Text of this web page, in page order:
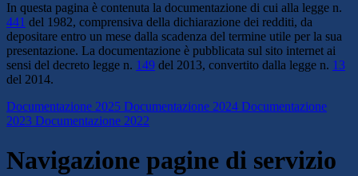
In questa pagina è contenuta la documentazione di cui alla legge n.
441 del 1982, comprensiva della dichiarazione dei redditi, da
depositare entro un mese dalla scadenza del termine utile per la sua
presentazione. La documentazione è pubblicata sul sito internet ai
sensi del decreto legge n. 149 del 2013, convertito dalla legge n. 13
del 2014.
Documentazione 2025 Documentazione 2024 Documentazione
2023 Documentazione 2022
Navigazione pagine di servizio